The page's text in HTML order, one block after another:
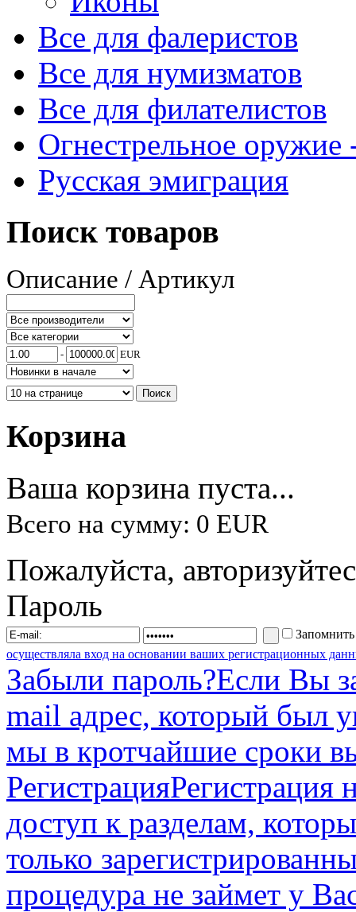
Все для фалеристов
Все для нумизматов
Все для филателистов
Огнестрельное оружие
Русская эмиграция
Поиск товаров
Описание / Артикул
- EUR
Корзина
Ваша корзина пуста...
Всего на сумму: 0 EUR
Пожалуйста,
Пароль
осуществляла вход на основании ваших регистрационных
Забыли пароль?Если Вы
mail адрес, который был
мы в кротчайшие сроки
РегистрацияРегистрация
доступ к разделам,
только
процедура не займет у